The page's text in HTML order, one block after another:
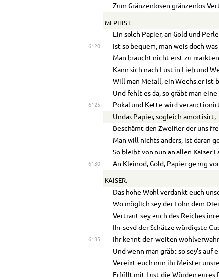
Zum Gränzenlosen gränzenlos
MEPHIST.
Ein solch Papier, an Gold und
6120
Ist so bequem, man weis doch
Man braucht nicht erst zu
Kann sich nach Lust in Lieb und
Will man Metall, ein Wechsler ist
Und fehlt es da, so gräbt man eine
6125
Pokal und Kette wird
Undas Papier, sogleich amortisirt,
Beschämt den Zweifler der uns
Man will nichts anders, ist daran
So bleibt von nun an allen Kaiser
6130 An Kleinod, Gold, Papier genug
KAISER.
Das hohe Wohl verdankt euch
Wo möglich sey der Lohn dem
Vertraut sey euch des Reiches
Ihr seyd der Schätze würdigste
6135
Ihr kennt den weiten
Und wenn man gräbt so sey’s auf
Vereint euch nun ihr Meister
Erfüllt mit Lust die Würden eures